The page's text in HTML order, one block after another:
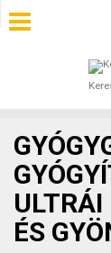
KINCSES
ÉS